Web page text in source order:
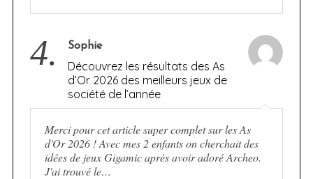
4. Sophie
Découvrez les résultats des As
d’Or 2026 des meilleurs jeux de
société de l’année
Merci pour cet article super complet sur les As
d'Or 2026 ! Avec mes 2 enfants on cherchait des
idées de jeux Gigamic après avoir adoré Archeo.
J'ai trouvé le…